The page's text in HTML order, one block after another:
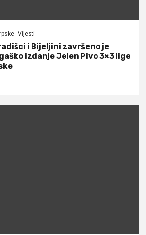
Vijesti
i Bijeljini završeno je
izdanje Jelen Pivo 3×3 lige